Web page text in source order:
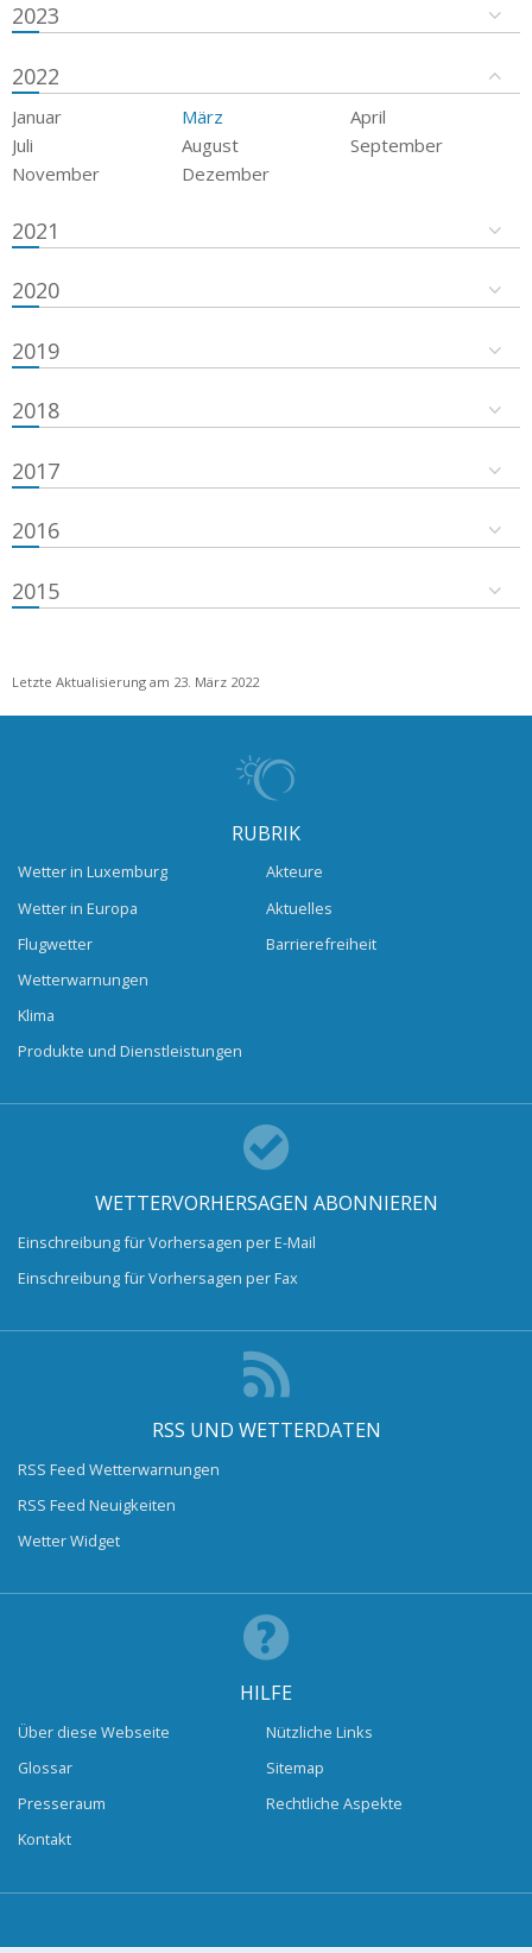
2023
2022
Januar März
April
Juli
August
September
November
Dezember
2021
2020
2019
2018
2017
2016
2015
Letzte Aktualisierung am 23. März 2022
RUBRIK
Wetter in Luxemburg
Wetter in Europa
Flugwetter
Wetterwarnungen
Klima
Produkte und Dienstleistungen
Akteure
Aktuelles
Barrierefreiheit
WETTERVORHERSAGEN ABONNIEREN
Einschreibung für Vorhersagen per E-Mail
Einschreibung für Vorhersagen per Fax
RSS UND WETTERDATEN
RSS Feed Wetterwarnungen
RSS Feed Neuigkeiten
Wetter Widget
HILFE
Über diese Webseite
Glossar
Presseraum
Kontakt
Nützliche Links
Sitemap
Rechtliche Aspekte